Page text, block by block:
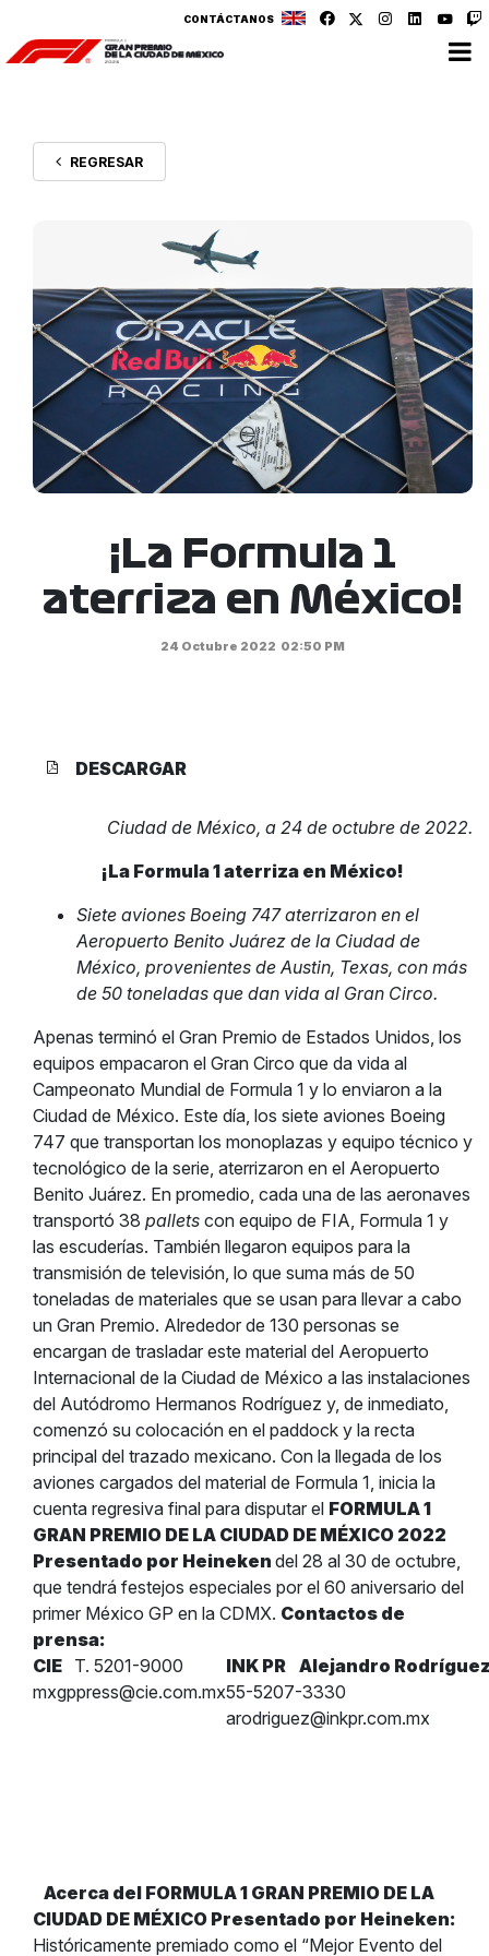
CONTÁCTANOS
REGRESAR
¡La Formula 1
aterriza en México!
24 Octubre 2022 02:50 PM
DESCARGAR
Ciudad de México, a 24 de octubre de 2022.
¡La Formula 1 aterriza en México!
Siete aviones Boeing 747 aterrizaron en el
Aeropuerto Benito Juárez de la Ciudad de
México, provenientes de Austin, Texas, con más
de 50 toneladas que dan vida al Gran Circo.
Apenas terminó el Gran Premio de Estados Unidos, los
equipos empacaron el Gran Circo que da vida al
Campeonato Mundial de Formula 1 y lo enviaron a la
Ciudad de México. Este día, los siete aviones Boeing
747 que transportan los monoplazas y equipo técnico y
tecnológico de la serie, aterrizaron en el Aeropuerto
Benito Juárez. En promedio, cada una de las aeronaves
transportó 38 pallets con equipo de FIA, Formula 1 y
las escuderías. También llegaron equipos para la
transmisión de televisión, lo que suma más de 50
toneladas de materiales que se usan para llevar a cabo
un Gran Premio. Alrededor de 130 personas se
encargan de trasladar este material del Aeropuerto
Internacional de la Ciudad de México a las instalaciones
del Autódromo Hermanos Rodríguez y, de inmediato,
comenzó su colocación en el paddock y la recta
principal del trazado mexicano. Con la llegada de los
aviones cargados del material de Formula 1, inicia la
cuenta regresiva final para disputar el FORMULA 1
GRAN PREMIO DE LA CIUDAD DE MÉXICO 2022
Presentado por Heineken del 28 al 30 de octubre,
que tendrá festejos especiales por el 60 aniversario del
primer México GP en la CDMX. Contactos de
prensa:
CIE T. 5201-9000
mxgppress@cie.com.mx
INK PR Alejandro
55-5207-3330
arodriguez@inkpr.com.mx
Acerca del FORMULA 1 GRAN PREMIO DE LA
CIUDAD DE MÉXICO Presentado por Heineken:
Históricamente premiado como el “Mejor Evento del